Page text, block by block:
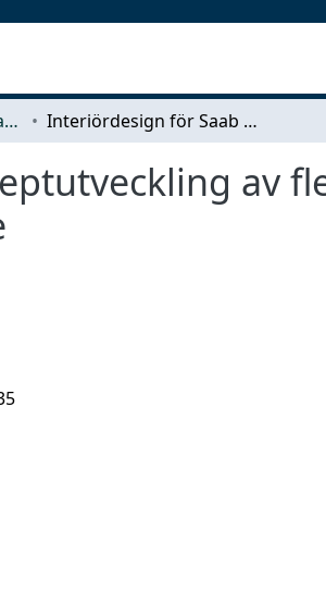
Examensarbeten för masterexamen Interiördesign för Saab Automobile - Konceptutveckling av flexibla lösningar för baksäte och bagageutrymme
av